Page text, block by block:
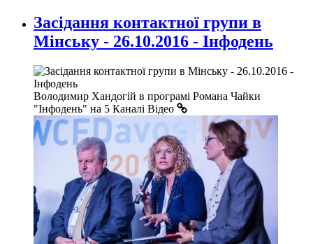
Засідання контактної групи в
Мінську - 26.10.2016 - Інфодень
Володимир Хандогій в програмі Романа Чайки
"Інфодень" на 5 Каналі Відео